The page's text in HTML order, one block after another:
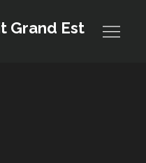
Grand Est